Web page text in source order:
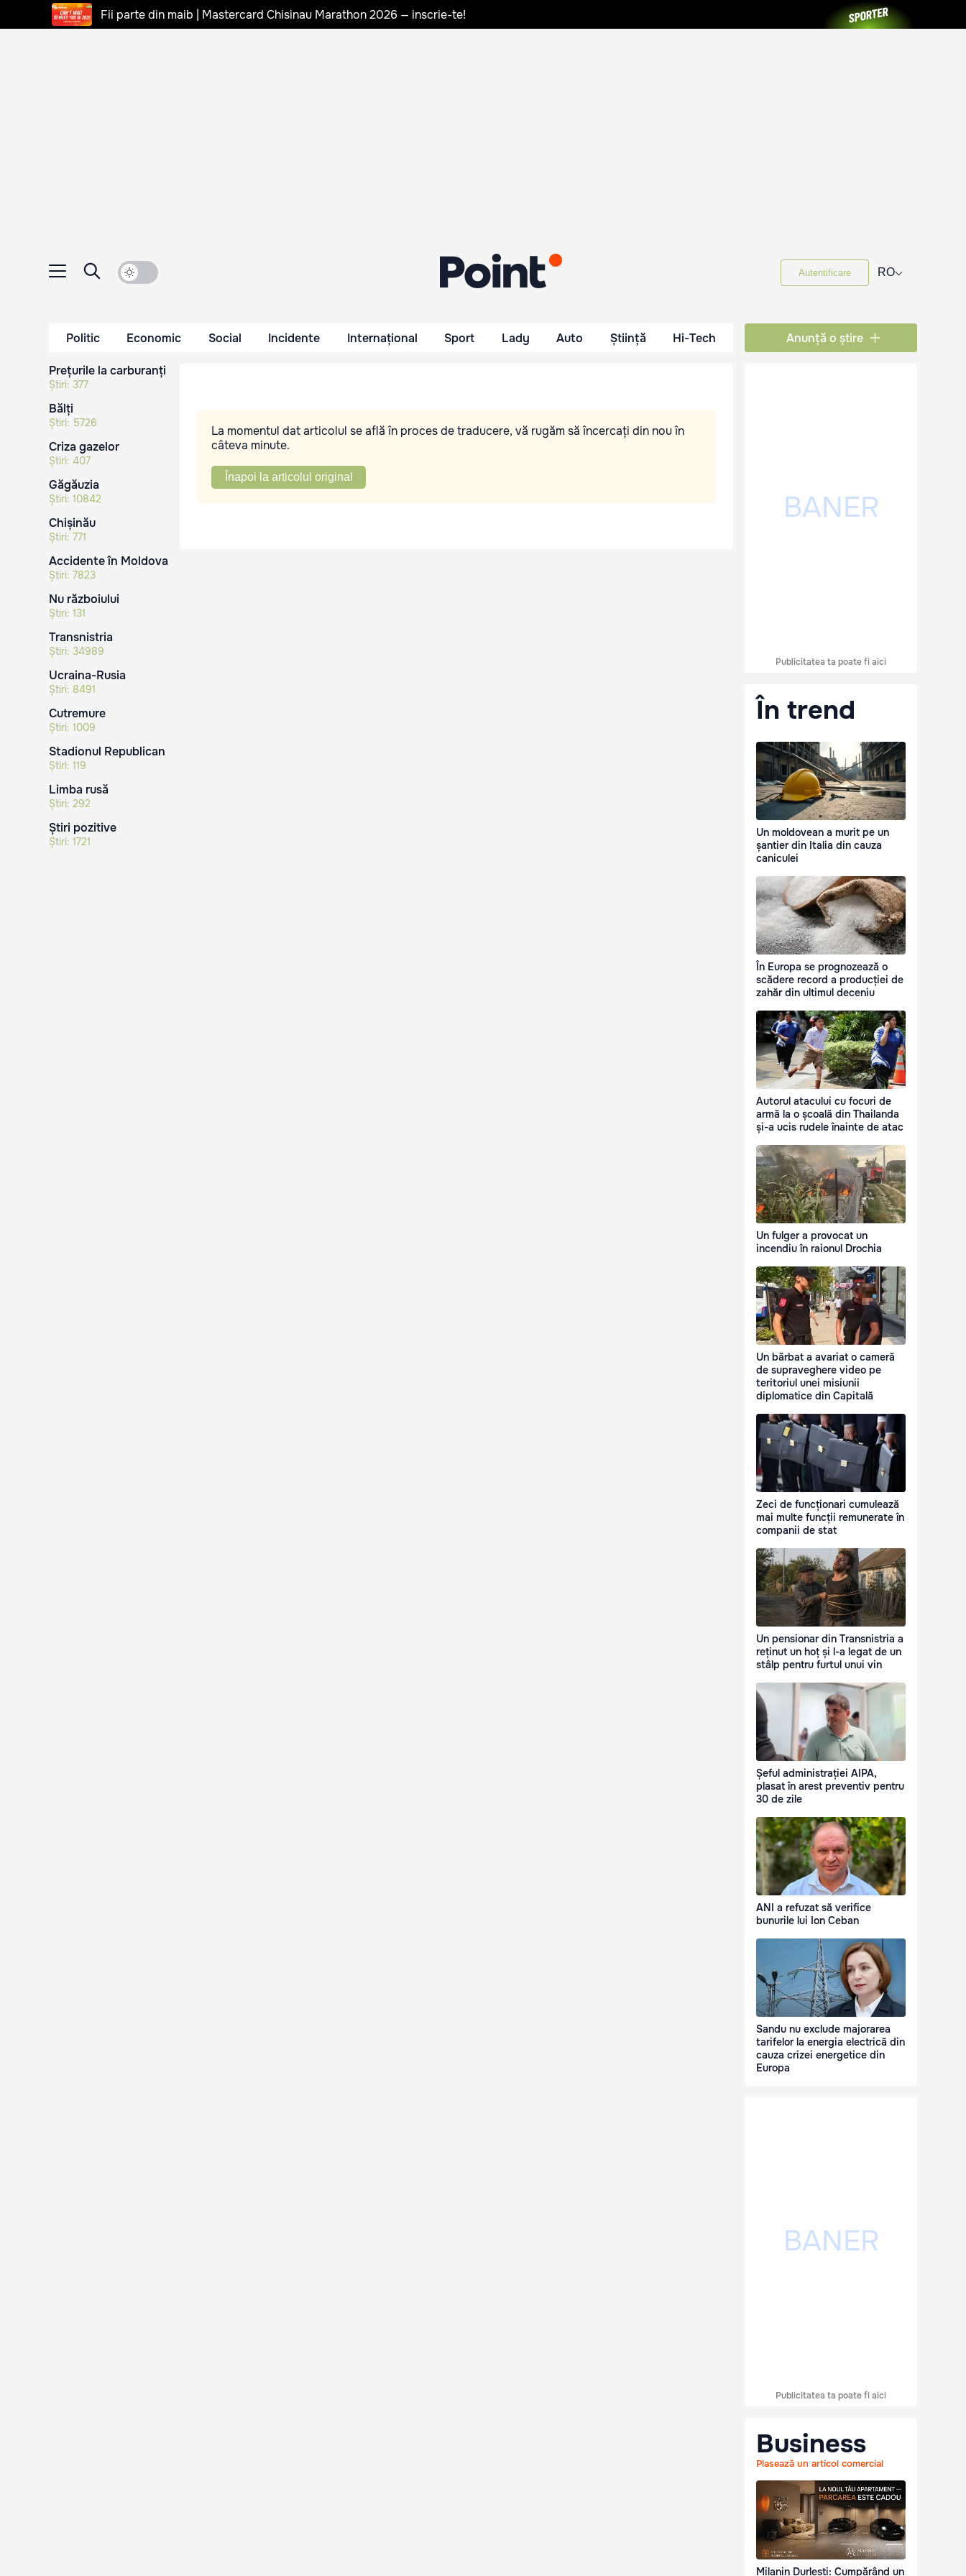
Fii parte din maib | Mastercard Chisinau Marathon 2026 — inscrie-te!
Autentificare RO⌵
Politic Economic Social Incidente Internațional Sport Lady Auto Știință Hi-Tech Anunță o știre
Prețurile la carburanți
Știri: 377
Bălți
Știri: 5726
Criza gazelor
Știri: 407
Găgăuzia
Știri: 10842
Chișinău
Știri: 771
Accidente în Moldova
Știri: 7823
Nu războiului
Știri: 131
Transnistria
Știri: 34989
Ucraina-Rusia
Știri: 8491
Cutremure
Știri: 1009
Stadionul Republican
Știri: 119
Limba rusă
Știri: 292
Știri pozitive
Știri: 1721
La momentul dat articolul se află în proces de traducere, vă rugăm să încercați din nou în
câteva minute.
Înapoi la articolul original
Publicitatea ta poate fi aici
În trend
Un moldovean a murit pe un
șantier din Italia din cauza
caniculei
În Europa se prognozează o
scădere record a producției de
zahăr din ultimul deceniu
Autorul atacului cu focuri de
armă la o școală din Thailanda
și-a ucis rudele înainte de atac
Un fulger a provocat un
incendiu în raionul Drochia
Un bărbat a avariat o cameră
de supraveghere video pe
teritoriul unei misiunii
diplomatice din Capitală
Zeci de funcționari cumulează
mai multe funcții remunerate în
companii de stat
Un pensionar din Transnistria a
reținut un hoț și l-a legat de un
stâlp pentru furtul unui vin
Șeful administrației AIPA,
plasat în arest preventiv pentru
30 de zile
ANI a refuzat să verifice
bunurile lui Ion Ceban
Sandu nu exclude majorarea
tarifelor la energia electrică din
cauza crizei energetice din
Europa
Publicitatea ta poate fi aici
Business
Plasează un articol comercial
Milanin Durlești: Cumpărând un